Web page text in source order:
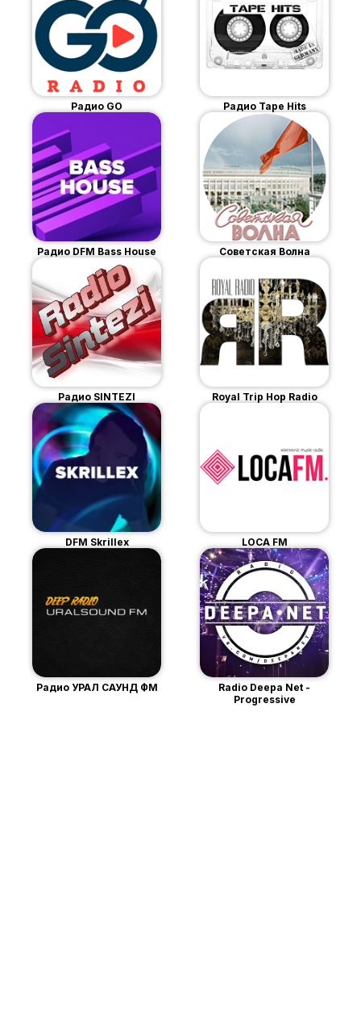
Радио GO Радио Tape Hits
Радио DFM Bass House Советская Волна
Радио SINTEZI Royal Trip Hop Radio
DFM Skrillex LOCA FM
Радио УРАЛ САУНД ФМ
Radio Deepa Net -
Progressive